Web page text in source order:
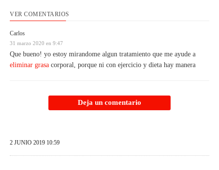
VER COMENTARIOS
Carlos
31 marzo 2020 en 9:47
Que bueno! yo estoy mirandome algun tratamiento que me ayude a
eliminar grasa corporal, porque ni con ejercicio y dieta hay manera
Deja un comentario
2 JUNIO 2019 10:59